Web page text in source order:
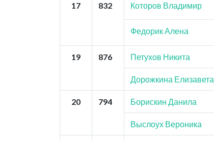
17 832 Которов Владимир
Федорик Алена
19 876 Петухов Никита
Дорожкина Елизавета
20 794 Борискин Данила
Выслоух Вероника